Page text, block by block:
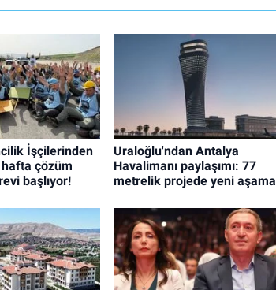
İşçilerinden
hafta çözüm
başlıyor!
Uraloğlu'ndan Antalya
Havalimanı paylaşımı: 77
metrelik projede yeni aşama